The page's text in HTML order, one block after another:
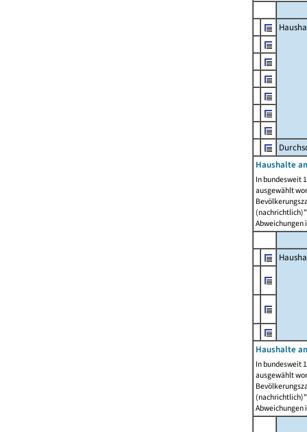
Haushalte
In bundesweit
ausgewählt
Abweichungen
Haushalte
In bundesweit
ausgewählt
Abweichungen